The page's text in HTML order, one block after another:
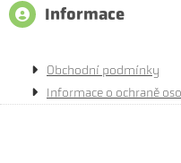
Informace
Obchodní podmínky
Informace o ochraně